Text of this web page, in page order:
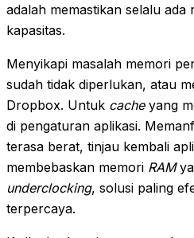
adalah memastikan selalu
kapasitas.
Menyikapi masalah memori
sudah tidak diperlukan, atau
Dropbox. Untuk cacheyang
di pengaturan aplikasi.
terasa berat, tinjau kembali
membebaskan memori RAM
underclocking, solusi paling
terpercaya.